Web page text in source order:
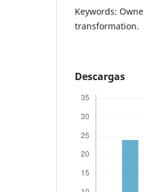
Keywords:
transformation.
Descargas